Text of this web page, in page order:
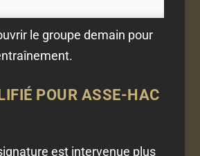
le groupe demain pour
POUR ASSE-HAC
est intervenue plus